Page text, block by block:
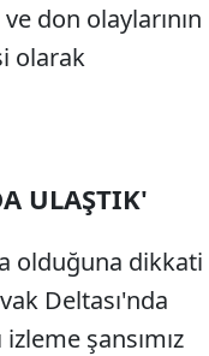
don olaylarının
olarak
ULAŞTIK'
olduğuna dikkati
Deltası'nda
şansımız